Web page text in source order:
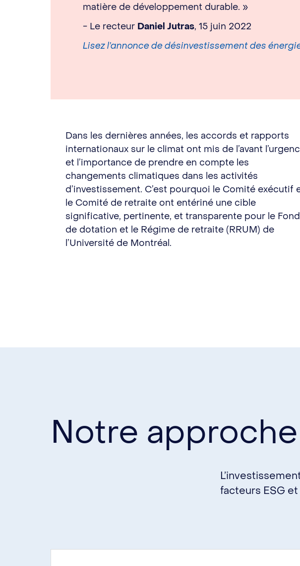
matière de développement durable. »
- Le recteur Daniel Jutras, 15 juin 2022
Lisez l’annonce de désinvestissement des
Dans les dernières années, les accords et rapports
internationaux sur le climat ont mis de l’avant
et l’importance de prendre en compte les
changements climatiques dans les activités
d’investissement. C’est pourquoi le Comité exécutif
le Comité de retraite ont entériné une cible
significative, pertinente, et transparente pour le
de dotation et le Régime de retraite (RRUM) de
l’Université de Montréal.
Notre
facteurs ESG et